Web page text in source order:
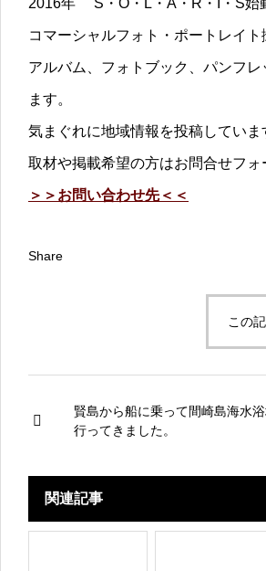
2016年 S・O・L・A・R・I・S
コマーシャルフォト・ポートレイト
アルバム、フォトブック、パンフ
ます。
気まぐれに地域情報を投稿していま
取材や掲載希望の方はお問合せフ
＞＞お問い合わせ先＜＜
Share
この
賢島から船に乗って間崎島海水
行ってきました。
関連記事